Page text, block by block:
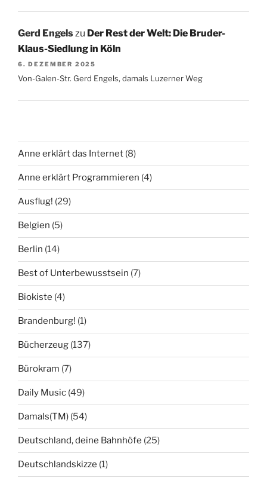
Gerd Engelszu Der Rest der Welt: Die Bruder-
Klaus-Siedlung in Köln
6. DEZEMBER 2025
Von-Galen-Str. Gerd Engels, damals Luzerner Weg
Anne erklärt das Internet (8)
Anne erklärt Programmieren (4)
Ausflug! (29)
Belgien (5)
Berlin (14)
Best of Unterbewusstsein (7)
Biokiste (4)
Brandenburg! (1)
Bücherzeug (137)
Bürokram (7)
Daily Music (49)
Damals(TM) (54)
Deutschland, deine Bahnhöfe (25)
Deutschlandskizze (1)